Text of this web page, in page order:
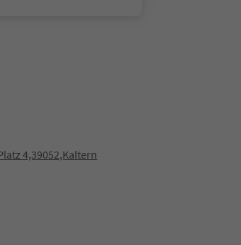
4,39052,Kaltern